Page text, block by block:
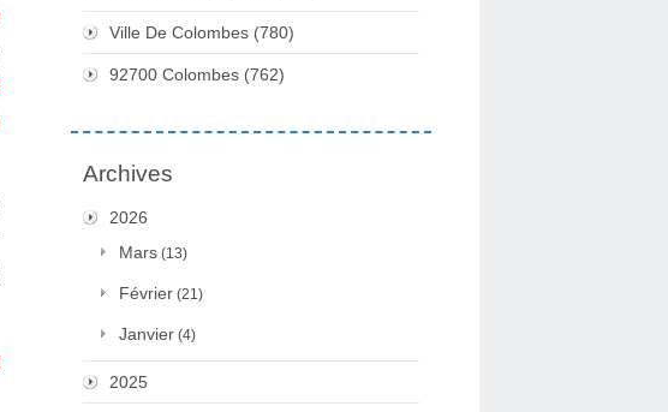
Ville De Colombes (780)
92700 Colombes (762)
Archives
2026
Mars (13)
Février (21)
Janvier (4)
2025